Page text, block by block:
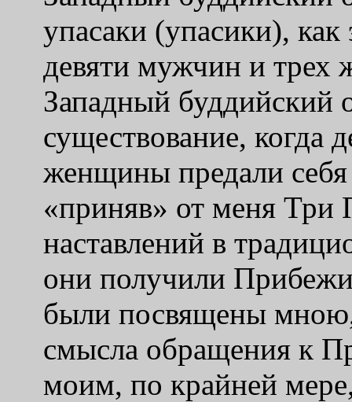
упасаки (упасики), как
девяти мужчин и трех
Западный буддийский
существование, когда
женщины предали
«приняв» от меня Три
наставлений в
они получили
были посвящены
смысла обращения к
моим, по крайней